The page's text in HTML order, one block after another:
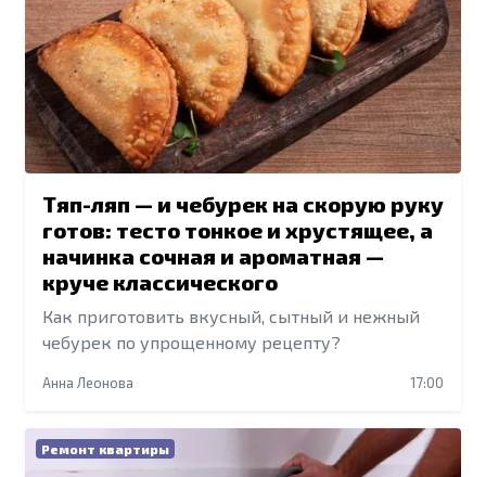
Тяп-ляп — и чебурек на скорую руку
готов: тесто тонкое и хрустящее, а
начинка сочная и ароматная —
круче классического
Как приготовить вкусный, сытный и нежный
чебурек по упрощенному рецепту?
Анна Леонова 17:00
Ремонт квартиры